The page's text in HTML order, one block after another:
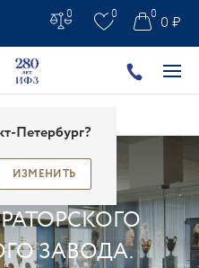
Петербург?
ИЗМЕНИТЬ
0 0 0 ₽
0
ЗАВОДА.